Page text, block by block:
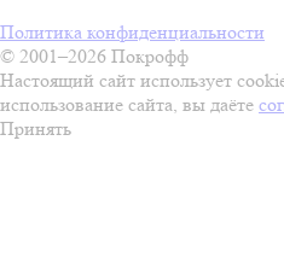
Политика конфиденциальности
© 2001–2026 Покрофф
Настоящий сайт использует
использование сайта, вы даёте
Принять